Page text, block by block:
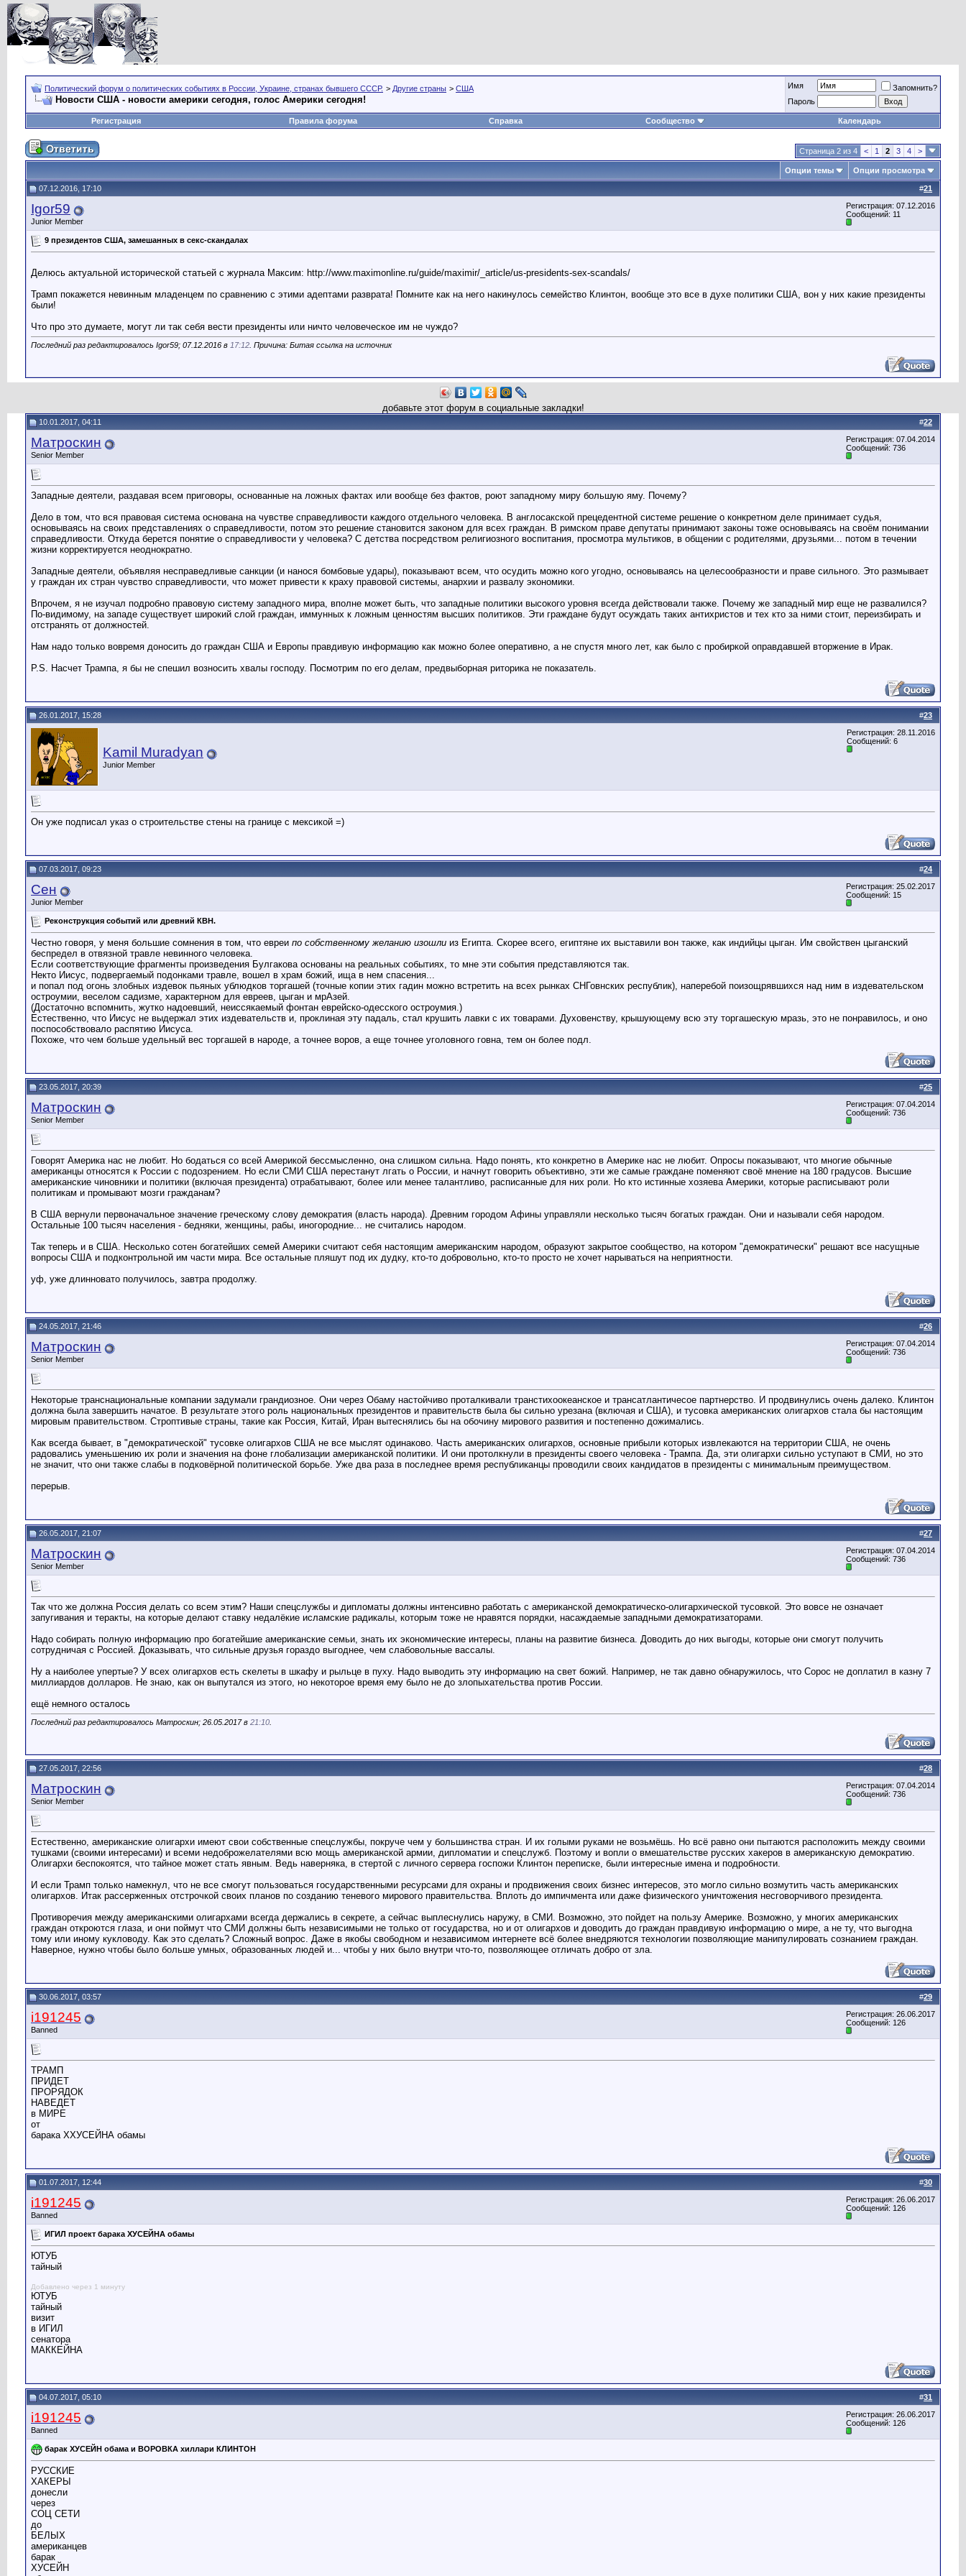
Политический форум о политических событиях в России, Украине, странах бывшего СССР. > Другие страны > США
Новости США - новости америки сегодня, голос Америки сегодня!
Имя
Запомнить?
Пароль
Регистрация Правила форума Справка Сообщество Календарь
Страница 2 из 4 < 1 2 3 4 >
Опции темы Опции просмотра
#21
07.12.2016, 17:10
Igor59
Junior Member
Регистрация: 07.12.2016
Сообщений: 11
9 президентов США, замешанных в секс-скандалах
Делюсь актуальной исторической статьей с журнала Максим: http://www.maximonline.ru/guide/maximir/_article/us-presidents-sex-scandals/
Трамп покажется невинным младенцем по сравнению с этими адептами разврата! Помните как на него накинулось семейство Клинтон, вообще это все в духе политики США, вон у них какие президенты
были!
Что про это думаете, могут ли так себя вести президенты или ничто человеческое им не чуждо?
Последний раз редактировалось Igor59; 07.12.2016 в 17:12 . Причина: Битая ссылка на источник
добавьте этот форум в социальные закладки!
#22
10.01.2017, 04:11
Матроскин
Senior Member
Регистрация: 07.04.2014
Сообщений: 736
Западные деятели, раздавая всем приговоры, основанные на ложных фактах или вообще без фактов, роют западному миру большую яму. Почему?
Дело в том, что вся правовая система основана на чувстве справедливости каждого отдельного человека. В англосакской прецедентной системе решение о конкретном деле принимает судья,
основываясь на своих представлениях о справедливости, потом это решение становится законом для всех граждан. В римском праве депутаты принимают законы тоже основываясь на своём понимании
справедливости. Откуда берется понятие о справедливости у человека? С детства посредством религиозного воспитания, просмотра мультиков, в общении с родителями, друзьями... потом в течении
жизни корректируется неоднократно.
Западные деятели, объявляя несправедливые санкции (и нанося бомбовые удары), показывают всем, что осудить можно кого угодно, основываясь на целесообразности и праве сильного. Это размывает
у граждан их стран чувство справедливости, что может привести к краху правовой системы, анархии и развалу экономики.
Впрочем, я не изучал подробно правовую систему западного мира, вполне может быть, что западные политики высокого уровня всегда действовали также. Почему же западный мир еще не развалился?
По-видимому, на западе существует широкий слой граждан, иммунных к ложным ценностям высших политиков. Эти граждане будут осуждать таких антихристов и тех кто за ними стоит, переизбирать и
отстранять от должностей.
Нам надо только вовремя доносить до граждан США и Европы правдивую информацию как можно более оперативно, а не спустя много лет, как было с пробиркой оправдавшей вторжение в Ирак.
P.S. Насчет Трампа, я бы не спешил возносить хвалы господу. Посмотрим по его делам, предвыборная риторика не показатель.
#23
26.01.2017, 15:28
Kamil Muradyan
Junior Member
Регистрация: 28.11.2016
Сообщений: 6
Он уже подписал указ о строительстве стены на границе с мексикой =)
#24
07.03.2017, 09:23
Сен
Junior Member
Регистрация: 25.02.2017
Сообщений: 15
Реконструкция событий или древний КВН.
Честно говоря, у меня большие сомнения в том, что евреи по собственному желанию изошли из Египта. Скорее всего, египтяне их выставили вон также, как индийцы цыган. Им свойствен цыганский
беспредел в отвязной травле невинного человека.
Если соответствующие фрагменты произведения Булгакова основаны на реальных событиях, то мне эти события представляются так.
Некто Иисус, подвергаемый подонками травле, вошел в храм божий, ища в нем спасения...
и попал под огонь злобных издевок пьяных ублюдков торгашей (точные копии этих гадин можно встретить на всех рынках СНГовнских республик), наперебой поизощрявшихся над ним в издевательском
остроумии, веселом садизме, характерном для евреев, цыган и мрАзей.
(Достаточно вспомнить, жутко надоевший, неиссякаемый фонтан еврейско-одесского остроумия.)
Естественно, что Иисус не выдержал этих издевательств и, проклиная эту падаль, стал крушить лавки с их товарами. Духовенству, крышующему всю эту торгашескую мразь, это не понравилось, и оно
поспособствовало распятию Иисуса.
Похоже, что чем больше удельный вес торгашей в народе, а точнее воров, а еще точнее уголовного говна, тем он более подл.
#25
23.05.2017, 20:39
Матроскин
Senior Member
Регистрация: 07.04.2014
Сообщений: 736
Говорят Америка нас не любит. Но бодаться со всей Америкой бессмысленно, она слишком сильна. Надо понять, кто конкретно в Америке нас не любит. Опросы показывают, что многие обычные
американцы относятся к России с подозрением. Но если СМИ США перестанут лгать о России, и начнут говорить объективно, эти же самые граждане поменяют своё мнение на 180 градусов. Высшие
американские чиновники и политики (включая президента) отрабатывают, более или менее талантливо, расписанные для них роли. Но кто истинные хозяева Америки, которые расписывают роли
политикам и промывают мозги гражданам?
В США вернули первоначальное значение греческому слову демократия (власть народа). Древним городом Афины управляли несколько тысяч богатых граждан. Они и называли себя народом.
Остальные 100 тысяч населения - бедняки, женщины, рабы, иногородние... не считались народом.
Так теперь и в США. Несколько сотен богатейших семей Америки считают себя настоящим американским народом, образуют закрытое сообщество, на котором "демократически" решают все насущные
вопросы США и подконтрольной им части мира. Все остальные пляшут под их дудку, кто-то добровольно, кто-то просто не хочет нарываться на неприятности.
уф, уже длинновато получилось, завтра продолжу.
#26
24.05.2017, 21:46
Матроскин
Senior Member
Регистрация: 07.04.2014
Сообщений: 736
Некоторые транснациональные компании задумали грандиозное. Они через Обаму настойчиво проталкивали транстихоокеанское и трансатлантичесое партнерство. И продвинулись очень далеко. Клинтон
должна была завершить начатое. В результате этого роль национальных президентов и правительств была бы сильно урезана (включая и США), и тусовка американских олигархов стала бы настоящим
мировым правительством. Строптивые страны, такие как Россия, Китай, Иран вытеснялись бы на обочину мирового развития и постепенно дожимались.
Как всегда бывает, в "демократической" тусовке олигархов США не все мыслят одинаково. Часть американских олигархов, основные прибыли которых извлекаются на территории США, не очень
радовались уменьшению их роли и значения на фоне глобализации американской политики. И они протолкнули в президенты своего человека - Трампа. Да, эти олигархи сильно уступают в СМИ, но это
не значит, что они также слабы в подковёрной политической борьбе. Уже два раза в последнее время республиканцы проводили своих кандидатов в президенты с минимальным преимуществом.
перерыв.
#27
26.05.2017, 21:07
Матроскин
Senior Member
Регистрация: 07.04.2014
Сообщений: 736
Так что же должна Россия делать со всем этим? Наши спецслужбы и дипломаты должны интенсивно работать с американской демократическо-олигархической тусовкой. Это вовсе не означает
запугивания и теракты, на которые делают ставку недалёкие исламские радикалы, которым тоже не нравятся порядки, насаждаемые западными демократизаторами.
Надо собирать полную информацию про богатейшие американские семьи, знать их экономические интересы, планы на развитие бизнеса. Доводить до них выгоды, которые они смогут получить
сотрудничая с Россией. Доказывать, что сильные друзья гораздо выгоднее, чем слабовольные вассалы.
Ну а наиболее упертые? У всех олигархов есть скелеты в шкафу и рыльце в пуху. Надо выводить эту информацию на свет божий. Например, не так давно обнаружилось, что Сорос не доплатил в казну 7
миллиардов долларов. Не знаю, как он выпутался из этого, но некоторое время ему было не до злопыхательства против России.
ещё немного осталось
Последний раз редактировалось Матроскин; 26.05.2017 в 21:10
#28
27.05.2017, 22:56
Матроскин
Senior Member
Регистрация: 07.04.2014
Сообщений: 736
Естественно, американские олигархи имеют свои собственные спецслужбы, покруче чем у большинства стран. И их голыми руками не возьмёшь. Но всё равно они пытаются расположить между своими
тушками (своими интересами) и всеми недоброжелателями всю мощь американской армии, дипломатии и спецслужб. Поэтому и вопли о вмешательстве русских хакеров в американскую демократию.
Олигархи беспокоятся, что тайное может стать явным. Ведь наверняка, в стертой с личного сервера госпожи Клинтон переписке, были интересные имена и подробности.
И если Трамп только намекнул, что не все смогут пользоваться государственными ресурсами для охраны и продвижения своих бизнес интересов, это могло сильно возмутить часть американских
олигархов. Итак рассерженных отстрочкой своих планов по созданию теневого мирового правительства. Вплоть до импичмента или даже физического уничтожения несговорчивого президента.
Противоречия между американскими олигархами всегда держались в секрете, а сейчас выплеснулись наружу, в СМИ. Возможно, это пойдет на пользу Америке. Возможно, у многих американских
граждан откроются глаза, и они поймут что СМИ должны быть независимыми не только от государства, но и от олигархов и доводить до граждан правдивую информацию о мире, а не ту, что выгодна
тому или иному кукловоду. Как это сделать? Сложный вопрос. Даже в якобы свободном и независимом интернете всё более внедряются технологии позволяющие манипулировать сознанием граждан.
Наверное, нужно чтобы было больше умных, образованных людей и... чтобы у них было внутри что-то, позволяющее отличать добро от зла.
#29
30.06.2017, 03:57
i191245
Banned
Регистрация: 26.06.2017
Сообщений: 126
ТРАМП
ПРИДЕТ
ПРОРЯДОК
НАВЕДЕТ
в МИРЕ
от
барака ХХУСЕЙНА обамы
#30
01.07.2017, 12:44
i191245
Banned
Регистрация: 26.06.2017
Сообщений: 126
ИГИЛ проект барака ХУСЕЙНА обамы
ЮТУБ
тайный
Добавлено через 1 минуту
ЮТУБ
тайный
визит
в ИГИЛ
сенатора
МАККЕЙНА
#31
04.07.2017, 05:10
i191245
Banned
Регистрация: 26.06.2017
Сообщений: 126
барак ХУСЕЙН обама и ВОРОВКА хиллари КЛИНТОН
РУССКИЕ
ХАКЕРЫ
донесли
через
СОЦ СЕТИ
до
БЕЛЫХ
американцев
барак
ХУСЕЙН